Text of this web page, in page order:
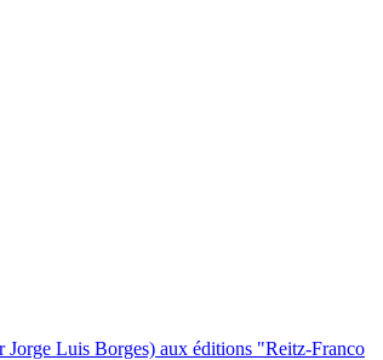
Luis Borges) aux éditions "Reitz-Franco